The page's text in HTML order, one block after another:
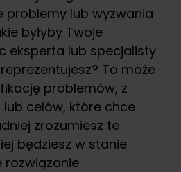
problemy lub wyzwania
byłyby Twoje
eksperta lub specjalisty
To może
problemów, z
celów, które chce
zrozumiesz te
będziesz w stanie